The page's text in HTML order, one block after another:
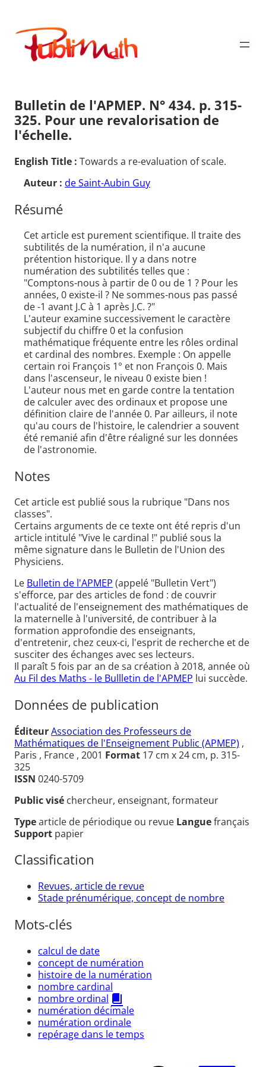
contenu
Publimath
Bulletin de l'APMEP. N° 434. p. 315-
325. Pour une revalorisation de
l'échelle.
English Title : Towards a re-evaluation of scale.
Auteur : de Saint-Aubin Guy
Résumé
Cet article est purement scientifique. Il traite des
subtilités de la numération, il n'a aucune
prétention historique. Il y a dans notre
numération des subtilités telles que :
"Comptons-nous à partir de 0 ou de 1 ? Pour les
années, 0 existe-il ? Ne sommes-nous pas passé
de -1 avant J.C à 1 après J.C. ?"
L'auteur examine successivement le caractère
subjectif du chiffre 0 et la confusion
mathématique fréquente entre les rôles ordinal
et cardinal des nombres. Exemple : On appelle
certain roi François 1° et non François 0. Mais
dans l'ascenseur, le niveau 0 existe bien !
L'auteur nous met en garde contre la tentation
de calculer avec des ordinaux et propose une
définition claire de l'année 0. Par ailleurs, il note
qu'au cours de l'histoire, le calendrier a souvent
été remanié afin d'être réaligné sur les données
de l'astronomie.
Notes
Cet article est publié sous la rubrique "Dans nos
classes".
Certains arguments de ce texte ont été repris d'un
article intitulé "Vive le cardinal !" publié sous la
même signature dans le Bulletin de l'Union des
Physiciens.
Le Bulletin de l'APMEP (appelé "Bulletin Vert")
s'efforce, par des articles de fond : de couvrir
l'actualité de l'enseignement des mathématiques de
la maternelle à l'université, de contribuer à la
formation approfondie des enseignants,
d'entretenir, chez ceux-ci, l'esprit de recherche et de
susciter des échanges avec ses lecteurs.
Il paraît 5 fois par an de sa création à 2018, année où
Au Fil des Maths - le Bullletin de l'APMEP lui succède.
Données de publication
ÉditeurAssociation des Professeurs de
Mathématiques de l'Enseignement Public (APMEP) ,
Paris , France , 2001 Format 17 cm x 24 cm, p. 315-
325
ISSN 0240-5709
Public visé chercheur, enseignant, formateur
Typearticle de périodique ou revue Languefrançais
Support papier
Classification
Revues, article de revue
Stade prénumérique, concept de nombre
Mots-clés
calcul de date
concept de numération
histoire de la numération
nombre cardinal
nombre ordinal
numération décimale
numération ordinale
repérage dans le temps